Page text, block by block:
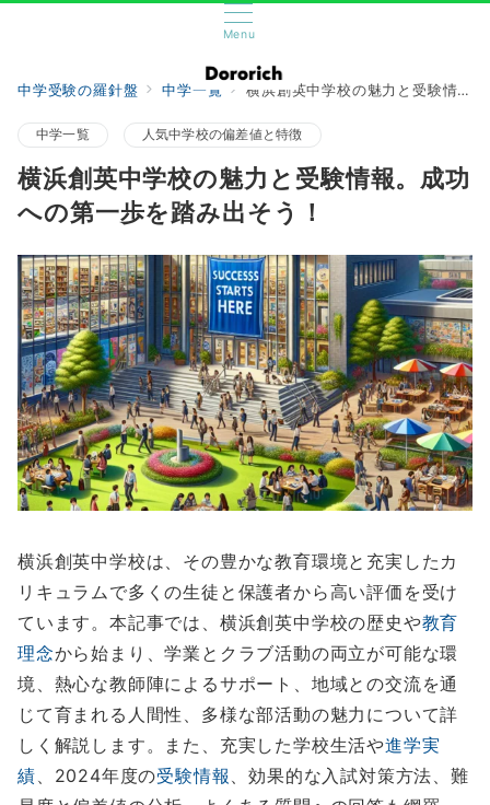
Menu
中学受験の羅針盤 中学一覧 横浜創英中学校の魅力と受験情報。成功への第一歩を踏み出そう！
中学一覧 人気中学校の偏差値と特徴
横浜創英中学校の魅力と受験情報。成功
への第一歩を踏み出そう！
横浜創英中学校は、その豊かな教育環境と充実したカ
リキュラムで多くの生徒と保護者から高い評価を受け
ています。本記事では、横浜創英中学校の歴史や教育
理念から始まり、学業とクラブ活動の両立が可能な環
境、熱心な教師陣によるサポート、地域との交流を通
じて育まれる人間性、多様な部活動の魅力について詳
しく解説します。また、充実した学校生活や進学実
績、2024年度の受験情報 、効果的な入試対策方法、難